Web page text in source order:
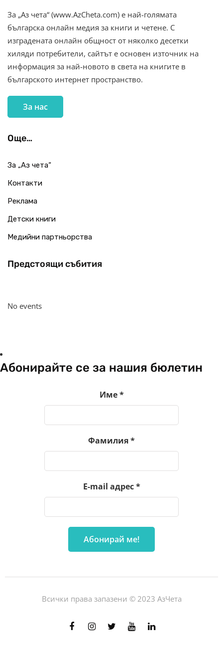
За „Аз чета“ (www.AzCheta.com) е най-голямата
българска онлайн медия за книги и четене. С
изградената онлайн общност от няколко десетки
хиляди потребители, сайтът е основен източник на
информация за най-новото в света на книгите в
българското интернет пространство.
За нас
Още…
За „Аз чета“
Контакти
Реклама
Детски книги
Медийни партньорства
Предстоящи събития
No events
Абонирайте се за нашия бюлетин
Име*
Фамилия*
E-mail адрес*
Всички права запазени © 2023 АзЧета